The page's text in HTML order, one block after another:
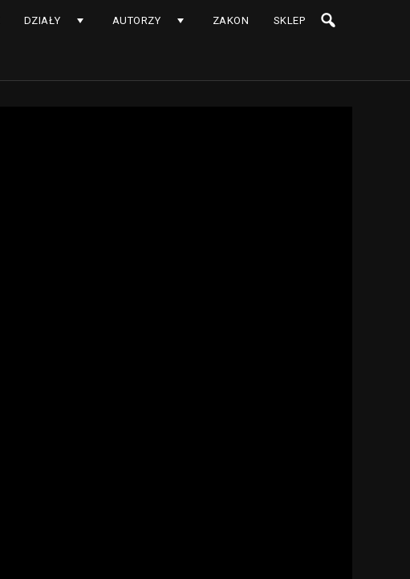
DZIAŁY AUTORZY ZAKON SKLEP